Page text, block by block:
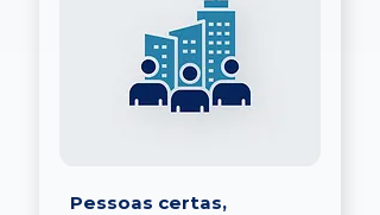
Pessoas certas,